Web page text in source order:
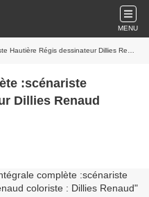
MENU
dessinateur Dillies Renaud coloriste : Dillies Renaud
:scénariste